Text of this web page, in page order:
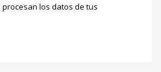
los datos de tus